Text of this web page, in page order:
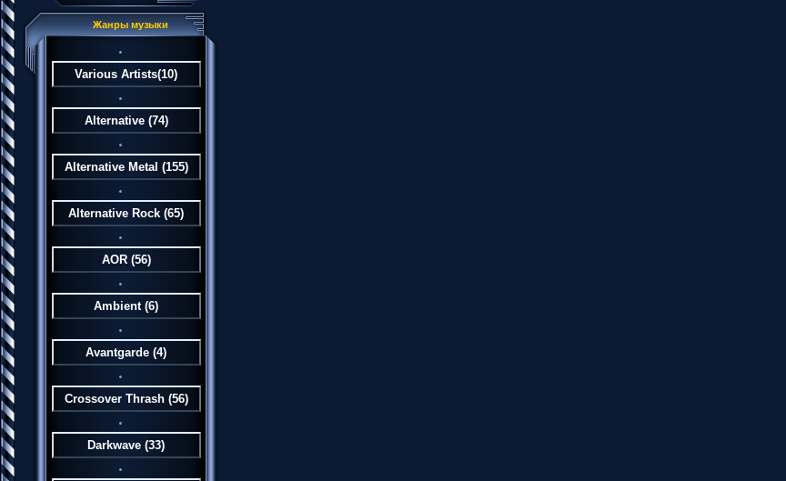
Жанры музыки
Various Artists(10)
Alternative (74)
Alternative Metal (155)
Alternative Rock (65)
AOR (56)
Ambient (6)
Avantgarde (4)
Crossover Thrash (56)
Darkwave (33)